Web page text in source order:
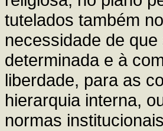
tutelados também
necessidade de
determinada e à
liberdade, para as
hierarquia interna,
normas